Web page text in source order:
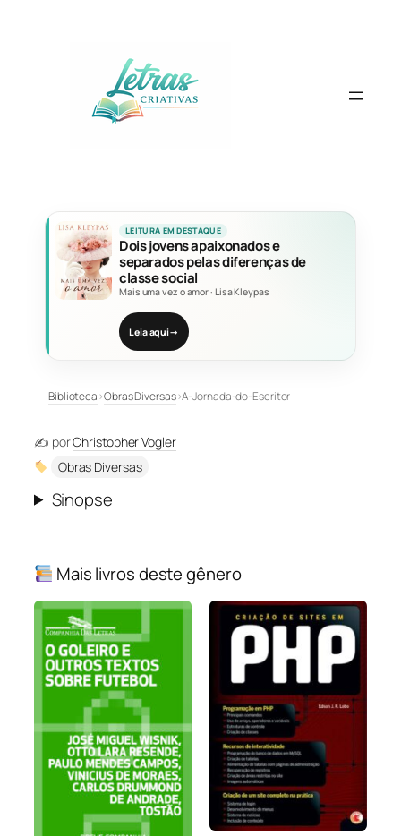
LEITURA EM DESTAQUE
Dois jovens apaixonados e
separados pelas diferenças de
classe social
Mais uma vez o amor· Lisa Kleypas
Leia aqui→
Biblioteca›Obras Diversas›A-Jornada-do-Escritor
✍️ porChristopher Vogler
Obras Diversas
Sinopse
Mais livros deste gênero